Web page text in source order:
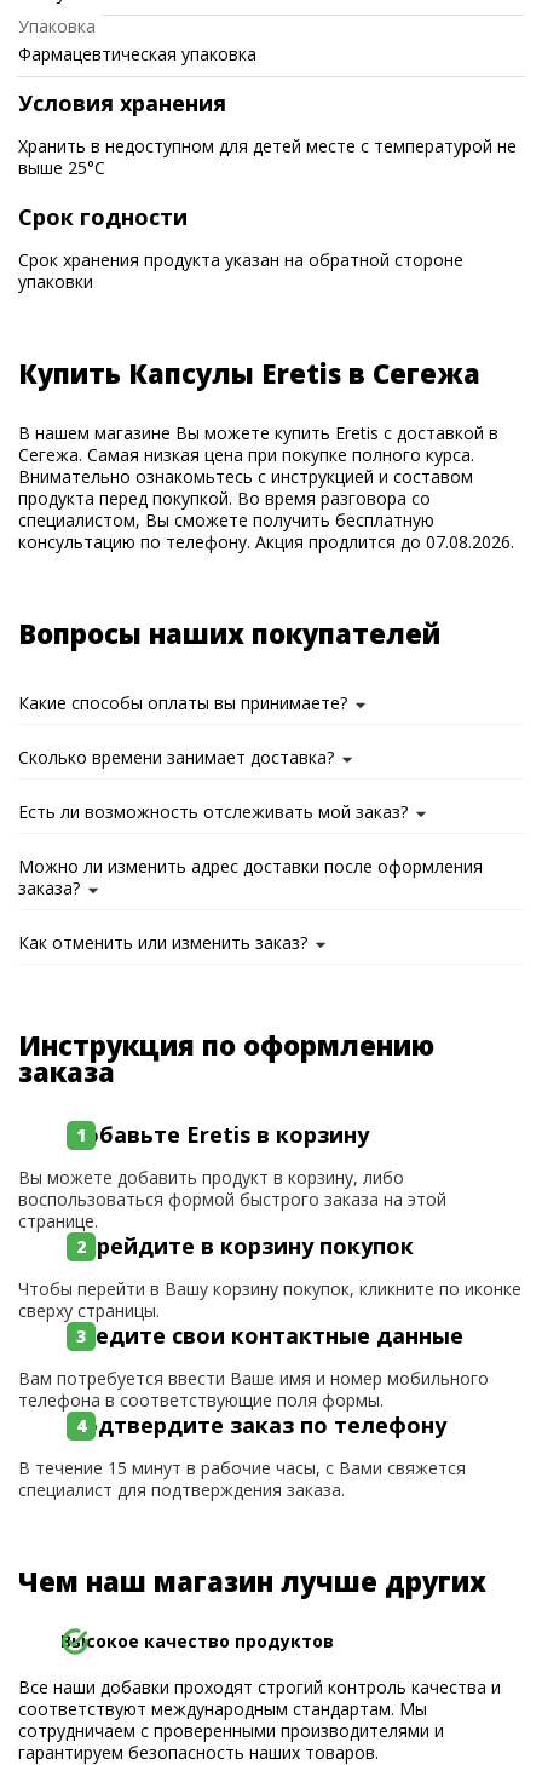
Упаковка
Фармацевтическая упаковка
Условия хранения
Хранить в недоступном для детей месте с температурой не
выше 25°C
Срок годности
Срок хранения продукта указан на обратной стороне
упаковки
Купить Капсулы Eretis в Сегежа
В нашем магазине Вы можете купить Eretis с доставкой в
Сегежа. Самая низкая цена при покупке полного курса.
Внимательно ознакомьтесь с инструкцией и составом
продукта перед покупкой. Во время разговора со
специалистом, Вы сможете получить бесплатную
консультацию по телефону. Акция продлится до 07.08.2026.
Вопросы наших покупателей
Какие способы оплаты вы принимаете?
Сколько времени занимает доставка?
Есть ли возможность отслеживать мой заказ?
Можно ли изменить адрес доставки после оформления
заказа?
Как отменить или изменить заказ?
Инструкция по оформлению
заказа
Добавьте Eretis в корзину
Вы можете добавить продукт в корзину, либо
воспользоваться формой быстрого заказа на этой
странице.
Перейдите в корзину покупок
Чтобы перейти в Вашу корзину покупок, кликните по иконке
сверху страницы.
Введите свои контактные данные
Вам потребуется ввести Ваше имя и номер мобильного
телефона в соответствующие поля формы.
Подтвердите заказ по телефону
В течение 15 минут в рабочие часы, с Вами свяжется
специалист для подтверждения заказа.
Чем наш магазин лучше других
Высокое качество продуктов
Все наши добавки проходят строгий контроль качества и
соответствуют международным стандартам. Мы
сотрудничаем с проверенными производителями и
гарантируем безопасность наших товаров.